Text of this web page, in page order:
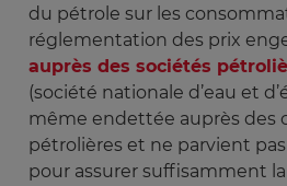
du pétrole sur les
réglementation des prix
auprès des sociétés
(société nationale d’eau et
même endettée auprès des
pétrolières et ne parvient pas
pour assurer suffisamment la